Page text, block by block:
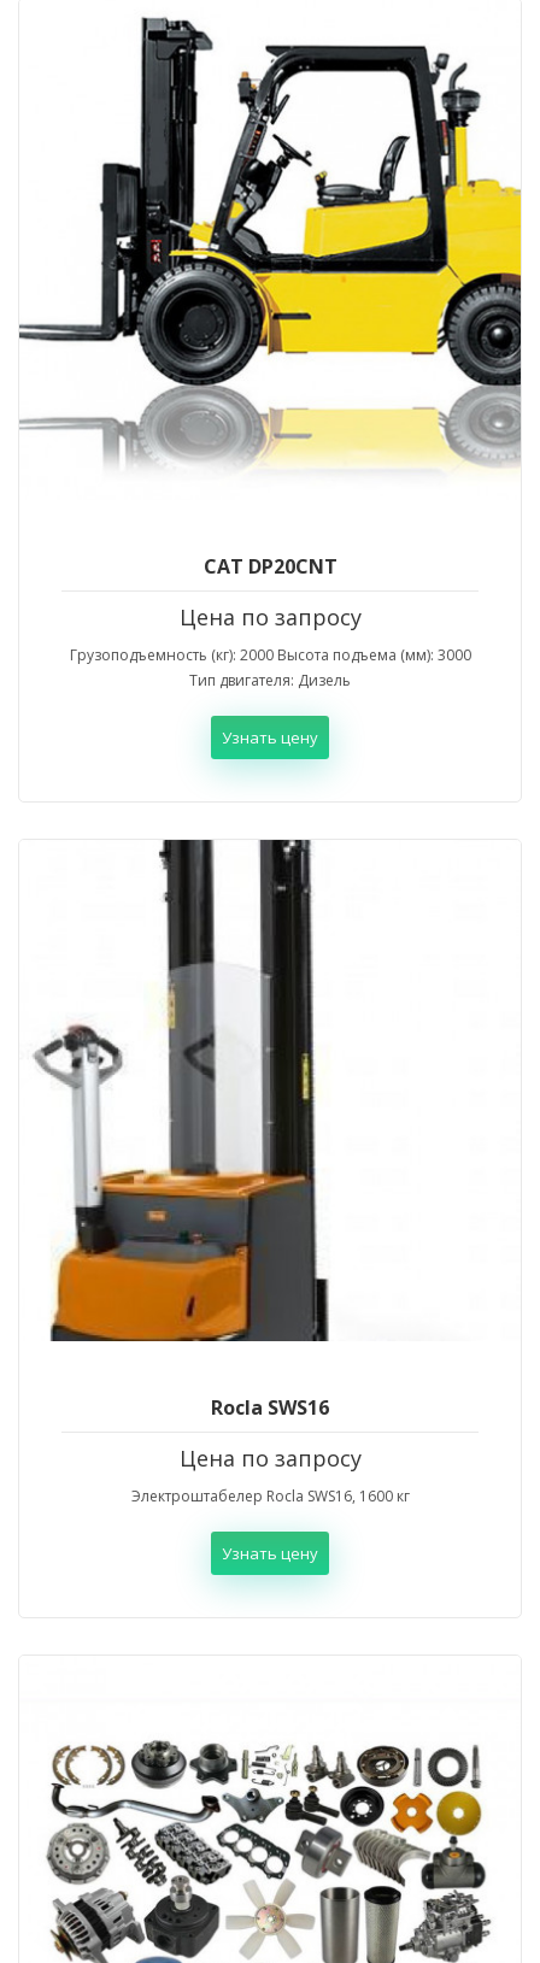
CAT DP20CNT
Цена по запросу
Грузоподъемность (кг): 2000 Высота подъема (мм): 3000
Тип двигателя: Дизель
Узнать цену
Rocla SWS16
Цена по запросу
Электроштабелер Rocla SWS16, 1600 кг
Узнать цену